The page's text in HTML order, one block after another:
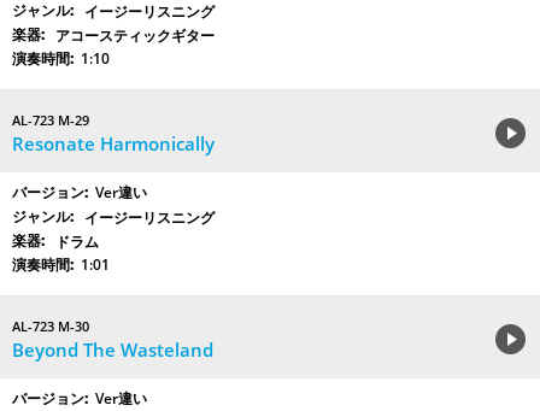
イージーリスニング
アコースティックギター
1:10
AL-723 M-29
Resonate Harmonically
Ver違い
イージーリスニング
ドラム
1:01
AL-723 M-30
Beyond The Wasteland
Ver違い